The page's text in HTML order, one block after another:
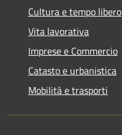
Cultura e tempo libero
Vita lavorativa
Imprese e Commercio
Catasto e urbanistica
Mobilità e trasporti